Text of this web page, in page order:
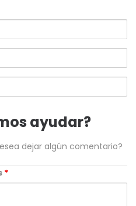
ayudar?
dejar algún comentario?
*